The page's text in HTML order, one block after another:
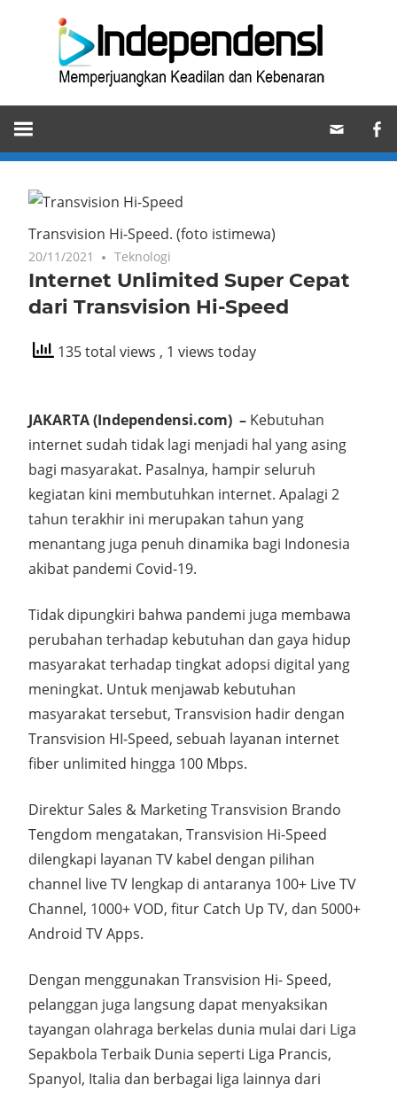
Memperjuangkan
Keadilan
dan
Kebenaran
Transvision Hi-Speed. (foto istimewa)
20/11/2021 Teknologi
Internet Unlimited Super Cepat
dari Transvision Hi-Speed
135 total views , 1 views today
JAKARTA (Independensi.com) – Kebutuhan
internet sudah tidak lagi menjadi hal yang asing
bagi masyarakat. Pasalnya, hampir seluruh
kegiatan kini membutuhkan internet. Apalagi 2
tahun terakhir ini merupakan tahun yang
menantang juga penuh dinamika bagi Indonesia
akibat pandemi Covid-19.
Tidak dipungkiri bahwa pandemi juga membawa
perubahan terhadap kebutuhan dan gaya hidup
masyarakat terhadap tingkat adopsi digital yang
meningkat. Untuk menjawab kebutuhan
masyarakat tersebut, Transvision hadir dengan
Transvision HI-Speed, sebuah layanan internet
fiber unlimited hingga 100 Mbps.
Direktur Sales & Marketing Transvision Brando
Tengdom mengatakan, Transvision Hi-Speed
dilengkapi layanan TV kabel dengan pilihan
channel live TV lengkap di antaranya 100+ Live TV
Channel, 1000+ VOD, fitur Catch Up TV, dan 5000+
Android TV Apps.
Dengan menggunakan Transvision Hi- Speed,
pelanggan juga langsung dapat menyaksikan
tayangan olahraga berkelas dunia mulai dari Liga
Sepakbola Terbaik Dunia seperti Liga Prancis,
Spanyol, Italia dan berbagai liga lainnya dari